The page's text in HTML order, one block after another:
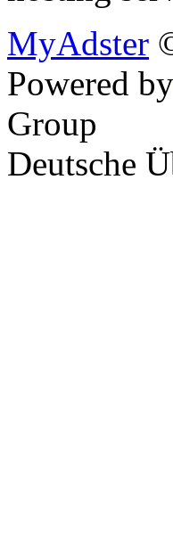
MyAdster
Powered by
Group
Deutsche